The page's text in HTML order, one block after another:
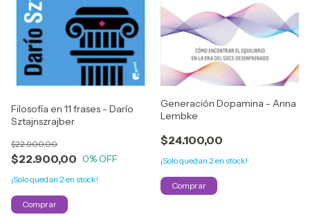
Filosofía en 11 frases - Darío
Sztajnszrajber
$22.900,00
$22.900,00
0% OFF
¡Solo quedan 2 en stock!
Generación Dopamina - Anna
Lembke
$24.100,00
¡Solo quedan 2 en stock!